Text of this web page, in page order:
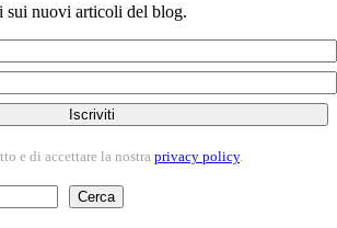
sui nuovi articoli del blog.
Iscriviti
e di accettare la nostra privacy policy.
Cerca